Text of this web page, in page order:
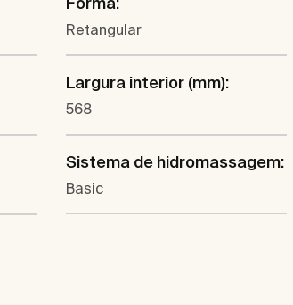
Retangular
Largura interior (mm):
568
Sistema de hidromassagem:
Basic